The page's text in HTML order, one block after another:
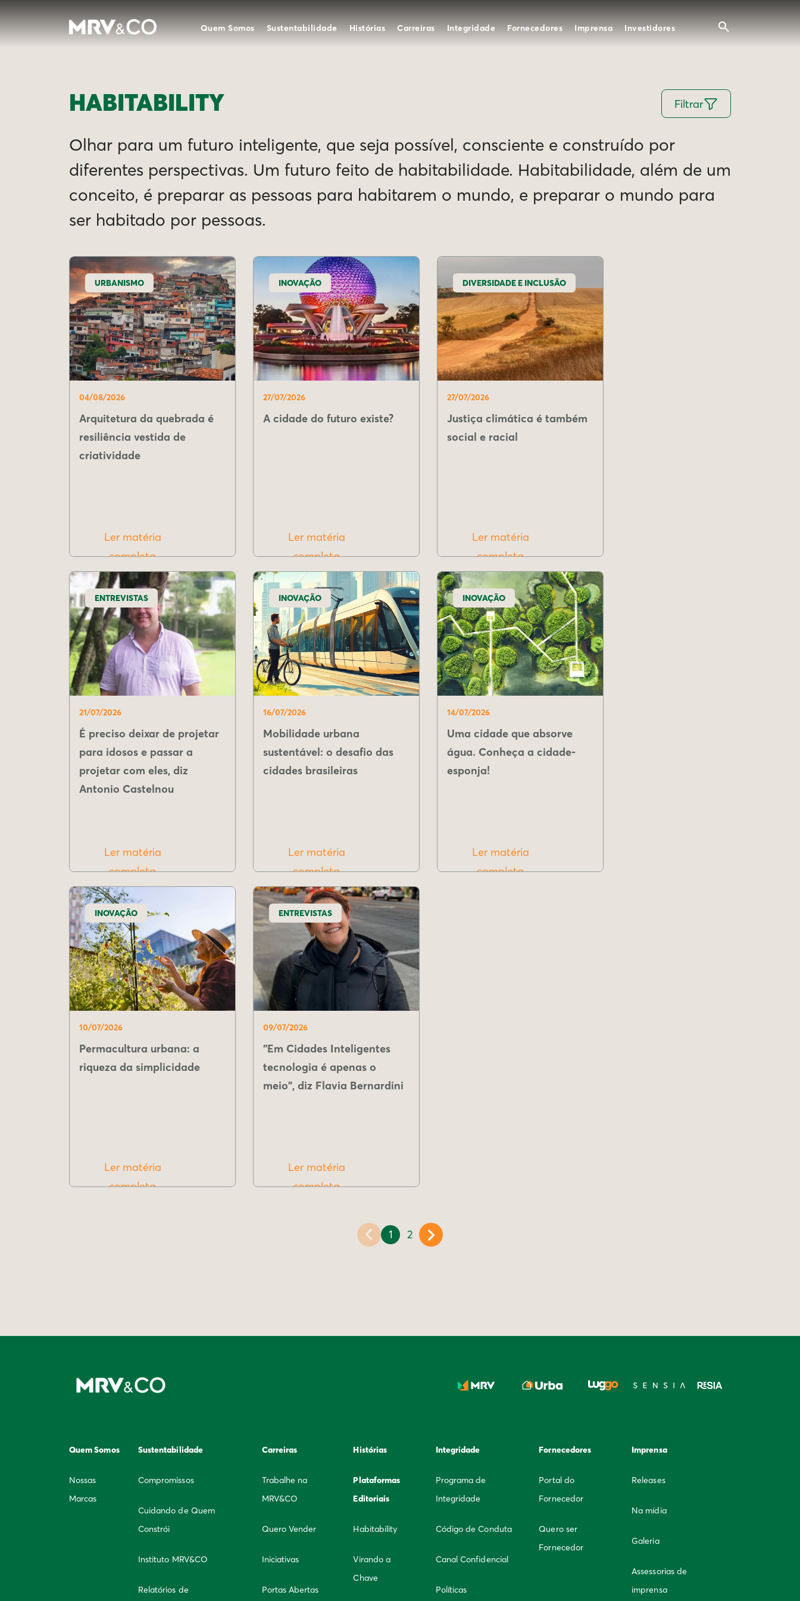
Quem Somos Sustentabilidade Histórias Carreiras Integridade Fornecedores Imprensa Investidores
HABITABILITY Filtrar
Olhar para um futuro inteligente, que seja possível, consciente e construído por
diferentes perspectivas. Um futuro feito de habitabilidade. Habitabilidade, além de um
conceito, é preparar as pessoas para habitarem o mundo, e preparar o mundo para
ser habitado por pessoas.
URBANISMO
04/08/2026
Arquitetura da quebrada é
resiliência vestida de
criatividade
Ler matéria
completa
INOVAÇÃO
27/07/2026
A cidade do futuro existe?
Ler matéria
completa
DIVERSIDADE E INCLUSÃO
27/07/2026
Justiça climática é também
social e racial
Ler matéria
completa
ENTREVISTAS
21/07/2026
É preciso deixar de projetar
para idosos e passar a
projetar com eles, diz
Antonio Castelnou
Ler matéria
completa
INOVAÇÃO
16/07/2026
Mobilidade urbana
sustentável: o desafio das
cidades brasileiras
Ler matéria
completa
INOVAÇÃO
14/07/2026
Uma cidade que absorve
água. Conheça a cidade-
esponja!
Ler matéria
completa
INOVAÇÃO
10/07/2026
Permacultura urbana: a
riqueza da simplicidade
Ler matéria
completa
ENTREVISTAS
09/07/2026
"Em Cidades Inteligentes
tecnologia é apenas o
meio", diz Flavia Bernardini
Ler matéria
completa
1 2
Quem Somos
Nossas
Marcas
Sustentabilidade
Compromissos
Cuidando de Quem
Constrói
Instituto MRV&CO
Relatórios de
Carreiras
Trabalhe na
MRV&CO
Quero Vender
Iniciativas
Portas Abertas
Histórias
Plataformas
Editoriais
Habitability
Virando a
Chave
Integridade
Programa de
Integridade
Código de Conduta
Canal Confidencial
Políticas
Fornecedores
Portal do
Fornecedor
Quero ser
Fornecedor
Imprensa
Releases
Na mídia
Galeria
Assessorias de
imprensa